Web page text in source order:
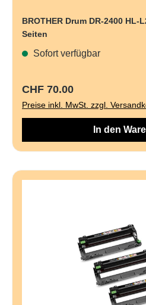
BROTHER Drum DR-2400 HL-
Seiten
Sofort verfügbar
Regulärer Preis:
CHF 70.00
Preise inkl. MwSt. zzgl.
In den